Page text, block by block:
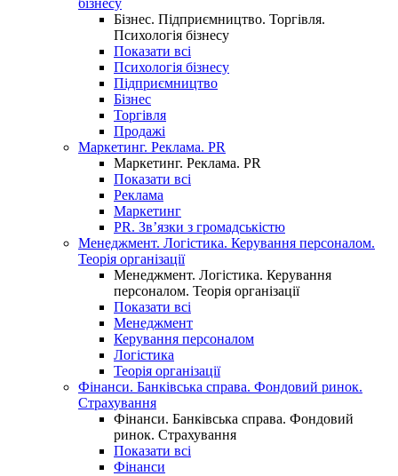
бізнесу
Бізнес. Підприємництво. Торгівля.
Психологія бізнесу
Показати всі
Психологія бізнесу
Підприємництво
Бізнес
Торгівля
Продажі
Маркетинг. Реклама. PR
Маркетинг. Реклама. PR
Показати всі
Реклама
Маркетинг
PR. Зв’язки з громадськістю
Менеджмент. Логістика. Керування персоналом.
Теорія організації
Менеджмент. Логістика. Керування
персоналом. Теорія організації
Показати всі
Менеджмент
Керування персоналом
Логістика
Теорія організації
Фінанси. Банківська справа. Фондовий ринок.
Страхування
Фінанси. Банківська справа. Фондовий
ринок. Страхування
Показати всі
Фінанси